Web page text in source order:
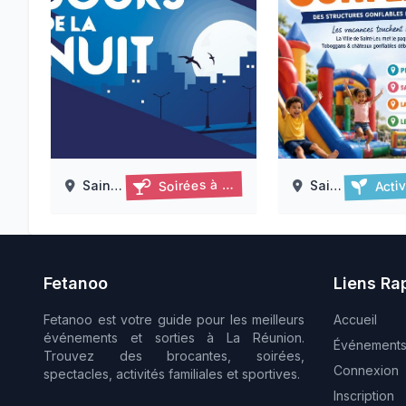
Les jours de la nuit à kélonia – visites nocturnes 2026
Saint Leu Soirées à thème Leu gonflable à
15/08/2026
Saint Leu
Fetanoo
Fetanoo est votre guide pour les meilleurs
événements et sorties à La Réunion.
Trouvez des brocantes, soirées,
spectacles, activités familiales et sportives.
Liens
Accueil
Événements
Connexion
Inscription